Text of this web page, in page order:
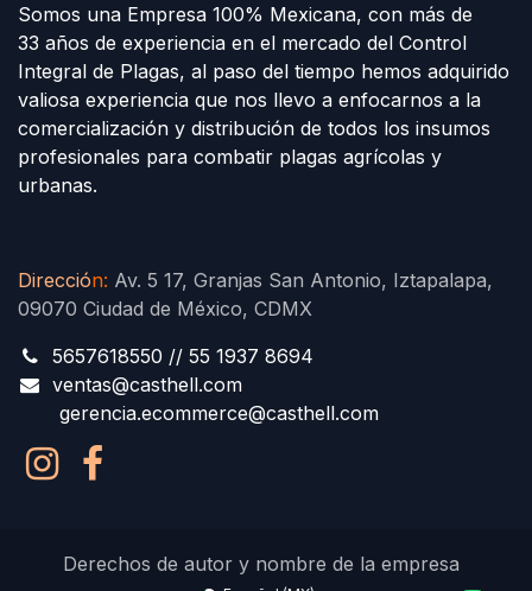
Somos una Empresa 100% Mexicana, con más de
33 años de experiencia en el mercado del Control
Integral de Plagas, al paso del tiempo hemos adquirido
valiosa experiencia que nos llevo a enfocarnos a la
comercialización y distribución de todos los insumos
profesionales para combatir plagas agrícolas y
urbanas.
Dirección: Av. 5 17, Granjas San Antonio, Iztapalapa,
09070 Ciudad de México, CDMX
5657618550 // 55 1937 8694
ventas@casthell.com
gerencia.ecommerce@casthell.com
Derechos de autor y nombre de la empresa